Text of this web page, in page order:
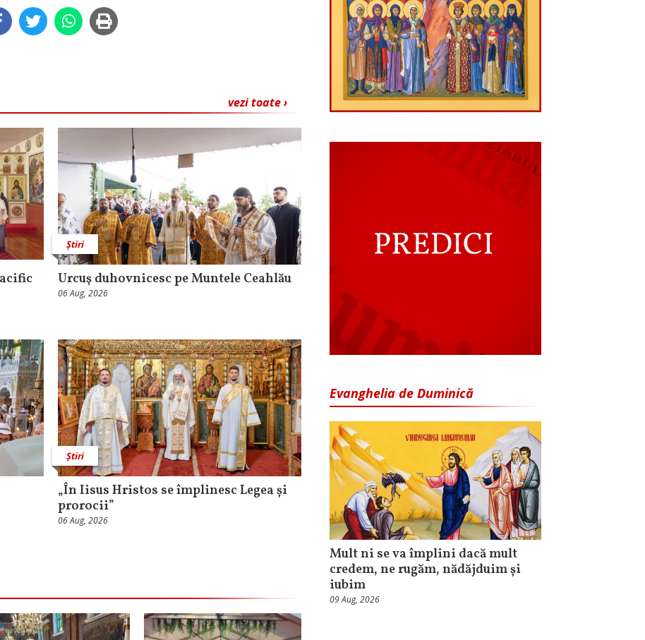
vezi toate ›
Știri
Urcuş duhovnicesc pe Muntele Ceahlău
06 Aug, 2026
Știri
„În Iisus Hristos se împlinesc Legea și
prorocii”
06 Aug, 2026
Evanghelia de Duminică
Mult ni se va împlini dacă mult
credem, ne rugăm, nădăjduim și
iubim
09 Aug, 2026